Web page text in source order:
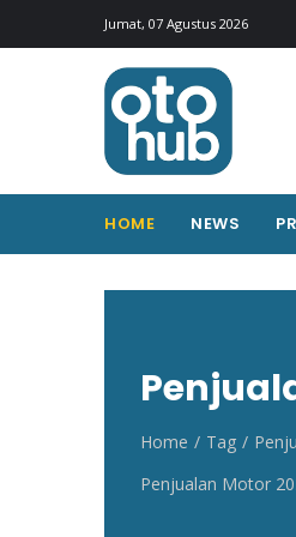
Jumat, 07 Agustus 2026
HOME NEWS
Otohub.co
Portal berita otomotif Indonesia terkini
Home Tag
Penjualan Motor